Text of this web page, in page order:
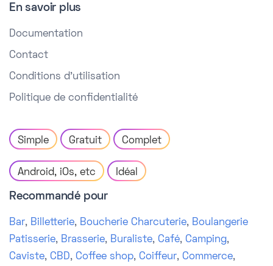
En savoir plus
Documentation
Contact
Conditions d'utilisation
Politique de confidentialité
Simple Gratuit Complet
Android, iOs, etc Idéal
Recommandé pour
Bar, Billetterie, Boucherie Charcuterie, Boulangerie
Patisserie, Brasserie, Buraliste, Café, Camping,
Caviste, CBD, Coffee shop, Coiffeur, Commerce,